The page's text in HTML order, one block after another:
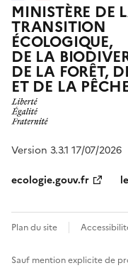
MINISTÈRE DE
TRANSITION
ÉCOLOGIQUE,
DE LA
DE LA FORÊT,
ET DE LA
Version 3.3.1 17/07/2026
ecologie.gouv.fr
Plan du site
Sauf mention explicite de